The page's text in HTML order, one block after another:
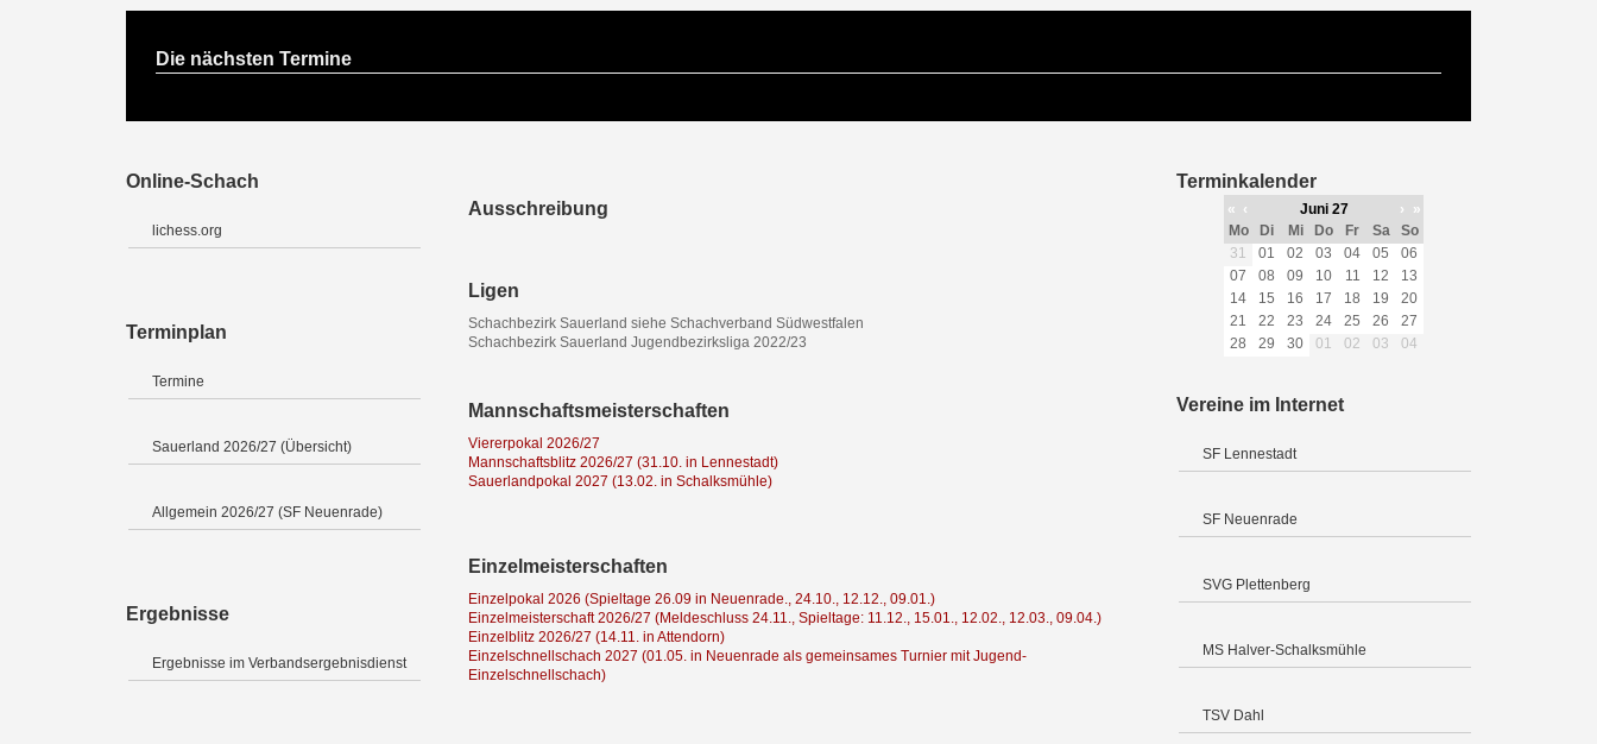
Die nächsten Termine
Online-Schach
lichess.org
Terminplan
Termine
Sauerland 2026/27 (Übersicht)
Allgemein 2026/27 (SF Neuenrade)
Ergebnisse
Ergebnisse im Verbandsergebnisdienst
Ausschreibung
Ligen
Schachbezirk Sauerland siehe Schachverband Südwestfalen
Schachbezirk Sauerland Jugendbezirksliga 2022/23
Mannschaftsmeisterschaften
Viererpokal 2026/27
Mannschaftsblitz 2026/27 (31.10. in Lennestadt)
Sauerlandpokal 2027 (13.02. in Schalksmühle)
Einzelmeisterschaften
Einzelpokal 2026 (Spieltage 26.09 in Neuenrade., 24.10., 12.12., 09.01.)
Einzelmeisterschaft 2026/27 (Meldeschluss 24.11., Spieltage: 11.12., 15.01., 12.02., 12.03., 09.04.)
Einzelblitz 2026/27 (14.11. in Attendorn)
Einzelschnellschach 2027 (01.05. in Neuenrade als gemeinsames Turnier mit Jugend-
Einzelschnellschach)
Terminkalender
« ‹ Juni 27 ›
»
Mo
Di Mi Do Fr Sa
So
31
01 02 03 04 05
06
07
08 09 10 11 12
13
14
15 16 17 18 19
20
21
22 23 24 25 26
27
28
29 30 01 02 03 04
Vereine im Internet
SF Lennestadt
SF Neuenrade
SVG Plettenberg
MS Halver-Schalksmühle
TSV Dahl